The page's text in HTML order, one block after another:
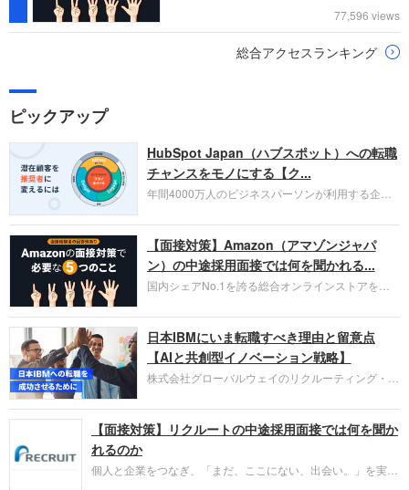
77,596 views
総合アクセスランキング
ピックアップ
HubSpot Japan（ハブスポット）への転職
チャンスをモノにする【ク...
年間4000万人のビジネスパーソンが利用する企業
お勧めするイチオシ企業をご紹介します。今回はク
ラウド型CRMプラットフォームを提供する
HubSpot Japan（ハブスポット・ジャパン）株式会
社です。採用面接対策の企業研究にご活用くださ
い。
【面接対策】Amazon（アマゾンジャパ
ン）の中途採用面接では何を聞かれる...
国内シェアNo.1を誇る総合オンラインストアを運
圧倒的な存在感を持つAmazon。中途採用面接では
過去の具体的な業務成果やリーダーシップの発揮、
失敗からの学びが重視され、人間性やカルチャーフ
ィットも評価対象となり、長期的に成長できる仲間
であるかを多角的に審査されます。
日本IBMにいま転職すべき理由と留意点
【AIと共創型イノベーション戦略】
株式会社グローバルウェイのリクルーティング・パ
パーソンが利用する企業口コミサイト「キャリコ
ネ」の転職エージェントがお勧めするイチオシ企業
IBMです。採用面接対策の企業研究にご活用くださ
い。
【面接対策】リクルートの中途採用面接では何を聞か
れるのか
個人と企業をつなぎ、「まだ、ここにない、出会い。」を実現